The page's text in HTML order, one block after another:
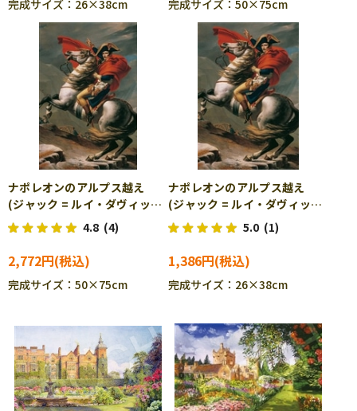
完成サイズ：26×38cm 完成サイズ：50×75cm
ナポレオンのアルプス越え
(ジャック = ルイ・ダヴィッ
ド) 1000ピース ジグソーパ
ズル CUT-1000-048
4.8 (4)
2,772円
完成サイズ：50×75cm
ナポレオンのアルプス越え
(ジャック = ルイ・ダヴィッ
ド) 300ピース ジグソーパ
ズル CUT-300-233
5.0 (1)
1,386円
完成サイズ：26×38cm